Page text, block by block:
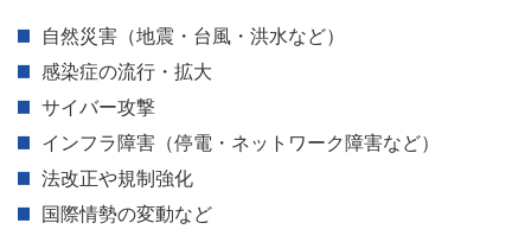
自然災害（地震・台風・洪水など）
感染症の流行・拡大
サイバー攻撃
インフラ障害（停電・ネットワーク障害など）
法改正や規制強化
国際情勢の変動など